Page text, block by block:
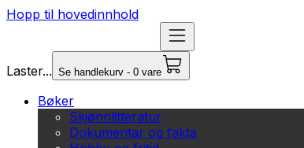
Hopp til hovedinnhold
Laster... Se handlekurv - 0 vare
Bøker
Skjønnlitteratur
Dokumentar og fakta